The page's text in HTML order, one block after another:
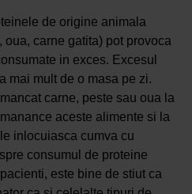
de origine animala
carne gatita) pot provoca
in exces. Excesul
mai mult de o masa pe zi.
carne, peste sau oua la
aceste alimente si la
inlocuiasca cumva cu
consumul de proteine
este bine de stiut ca